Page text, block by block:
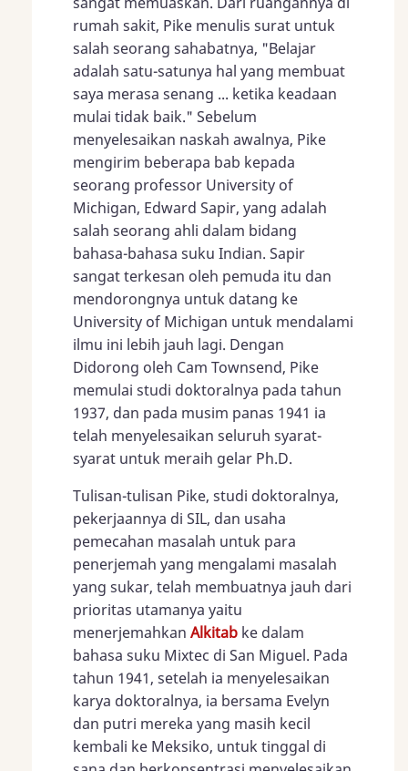
rumah sakit, Pike menulis surat untuk
salah seorang sahabatnya, "Belajar
adalah satu-satunya hal yang membuat
saya merasa senang ... ketika keadaan
mulai tidak baik." Sebelum
menyelesaikan naskah awalnya, Pike
mengirim beberapa bab kepada
seorang professor University of
Michigan, Edward Sapir, yang adalah
salah seorang ahli dalam bidang
bahasa-bahasa suku Indian. Sapir
sangat terkesan oleh pemuda itu dan
mendorongnya untuk datang ke
University of Michigan untuk mendalami
ilmu ini lebih jauh lagi. Dengan
Didorong oleh Cam Townsend, Pike
memulai studi doktoralnya pada tahun
1937, dan pada musim panas 1941 ia
telah menyelesaikan seluruh syarat-
syarat untuk meraih gelar Ph.D.
Tulisan-tulisan Pike, studi doktoralnya,
pekerjaannya di SIL, dan usaha
pemecahan masalah untuk para
penerjemah yang mengalami masalah
yang sukar, telah membuatnya jauh dari
prioritas utamanya yaitu
menerjemahkan Alkitab ke dalam
bahasa suku Mixtec di San Miguel. Pada
tahun 1941, setelah ia menyelesaikan
karya doktoralnya, ia bersama Evelyn
dan putri mereka yang masih kecil
kembali ke Meksiko, untuk tinggal di